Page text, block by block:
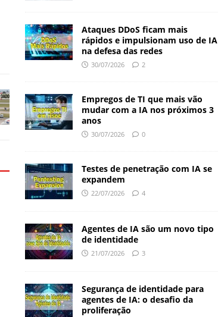
Ataques DDoS ficam mais
rápidos e impulsionam uso de IA
na defesa das redes
30/07/2026 2
Empregos de TI que mais vão
mudar com a IA nos próximos 3
anos
30/07/2026 0
Testes de penetração com IA se
expandem
22/07/2026 4
Agentes de IA são um novo tipo
de identidade
21/07/2026 3
Segurança de identidade para
agentes de IA: o desafio da
proliferação